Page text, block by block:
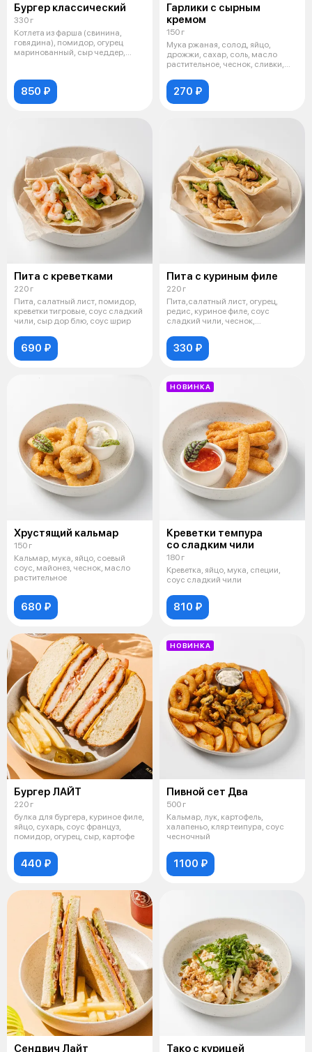
Бургер классический
330 г
Котлета из фарша (свинина,
говядина), помидор, огурец
маринованный, сыр чеддер,
850 ₽
Гарлики с сырным
кремом
150 г
Мука ржаная, солод, яйцо,
дрожжи, сахар, соль, масло
растительное, чеснок, сливки,
270 ₽
Пита с креветками
220 г
Пита, салатный лист, помидор,
креветки тигровые, соус сладкий
чили, сыр дор блю, соус шрир
690 ₽
Пита с куриным филе
220 г
Пита,салатный лист, огурец,
редис, куриное филе, соус
сладкий чили, чеснок,
330 ₽
Хрустящий кальмар
150 г
Кальмар, мука, яйцо, соевый
соус, майонез, чеснок, масло
растительное
680 ₽
НОВИНКА
Креветки темпура
со сладким чили
180 г
Креветка, яйцо, мука, специи,
соус сладкий чили
810 ₽
Бургер ЛАЙТ
220 г
булка для бургера, куриное филе,
яйцо, сухарь, соус француз,
помидор, огурец, сыр, картофе
440 ₽
НОВИНКА
Пивной сет Два
500 г
Кальмар, лук, картофель,
халапеньо, кляр теипура, соус
чесночный
1100 ₽
Сендвич Лайт Тако с курицей